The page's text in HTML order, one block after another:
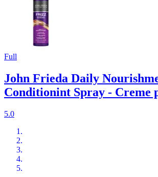
Full
John Frieda Daily
Conditionint Spray - Creme
5.0